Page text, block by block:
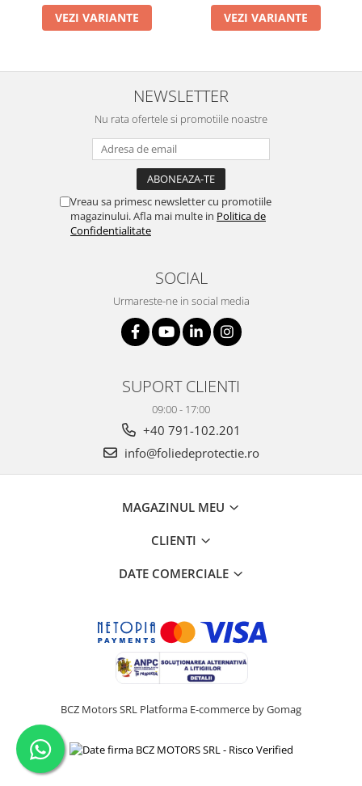
VEZI VARIANTE VEZI VARIANTE
NEWSLETTER
Nu rata ofertele si promotiile noastre
Vreau sa primesc newsletter cu promotiile
magazinului. Afla mai multe in Politica de
Confidentialitate
SOCIAL
Urmareste-ne in social media
SUPORT CLIENTI
09:00 - 17:00
+40 791-102.201
info@foliedeprotectie.ro
MAGAZINUL MEU
CLIENTI
DATE COMERCIALE
BCZ Motors SRL Platforma E-commerce by Gomag